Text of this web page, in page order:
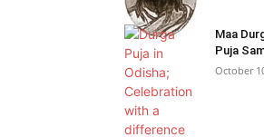
Maa
Puja
October